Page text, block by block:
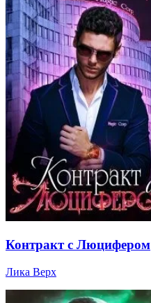
Контракт с Люцифером
Лика Верх